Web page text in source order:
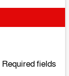
Required fields